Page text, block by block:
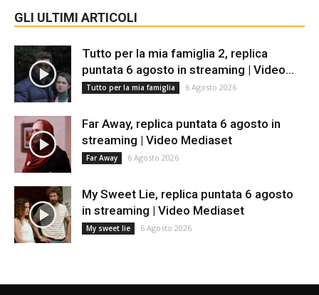
GLI ULTIMI ARTICOLI
Tutto per la mia famiglia 2, replica
puntata 6 agosto in streaming | Video...
Tutto per la mia famiglia 6 Agosto 2026
Far Away, replica puntata 6 agosto in
streaming | Video Mediaset
Far Away 6 Agosto 2026
My Sweet Lie, replica puntata 6 agosto
in streaming | Video Mediaset
My sweet lie 6 Agosto 2026